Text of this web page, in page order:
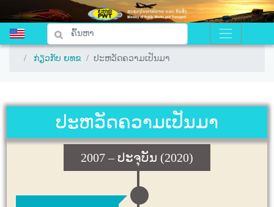
ກ່ຽວກັບ ຍທຂ ປະຫວັດຄວາມເປັນມາ
ກ່ຽວກັບ ຍທຂ ປະຫວັດຄວາມເປັນມາ
ປະຫວັດຄວາມເປັນມາ
2007 – ປະຈຸບັນ (2020)